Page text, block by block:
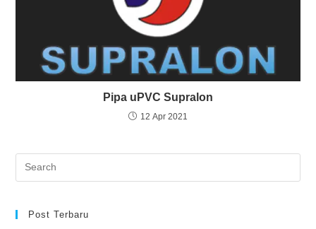
Pipa uPVC Supralon
12 Apr 2021
Post Terbaru